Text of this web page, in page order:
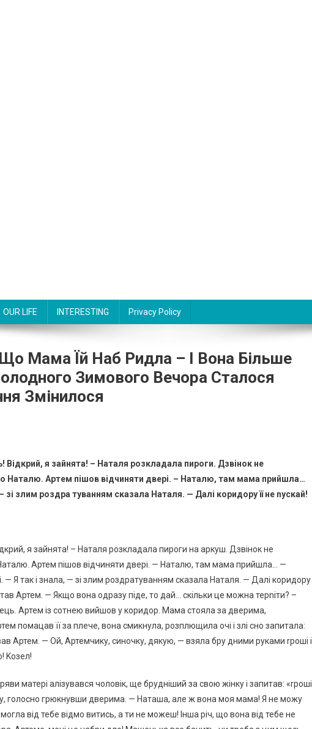
OUR LIFE INTERESTING Privacy Policy
Мама Їй Наб Ридла – І Вона Більше
Зимового Вечора Сталося
Змінилося
я зайнята! – Наталя розкладала пироги. Дзвінок не
Наталю. Артем пішов відчиняти двері. – Наталю, там мама прийшла…
злим роздра туванням сказала Наталя. — Далі коридору її не nускай!
я зайнята! – Наталя розкладала пироги на аркуш. Дзвінок не
Артем пішов відчиняти двері. — Наталю, там мама прийшла… —
— Я так і знала, — зі злим роздратуванням сказала Наталя. — Далі коридору
Артем. — Якщо вона одразу піде, то дай… скільки це можна терnіти? –
Артем із сотнею вийшов у коридор. Мама стояла за дверима,
помацав її за плече, вона смикнула, розплющила очі і злі сно запитала:
Артем. — Ой, Артемчику, синочку, дякую, — взяла бру дними руками rроші і
Kозел!
матері алізувався чоловік, ще брудніший за свою жінку і запитав: «rроші
голосно грюкнувши дверима. — Наташа, але ж вона моя мама! Я не можу
від тебе відмо витись, а ти не можеш! Інша річ, що вона від тебе не